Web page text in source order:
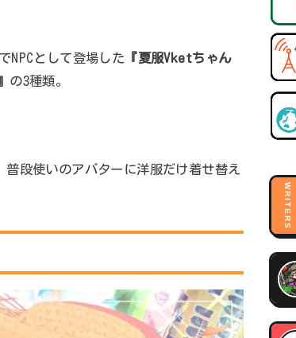
NPCとして登場した 『夏服Vketちゃん
の3種類。
段使いのアバターに洋服だけ着せ替え
WRITERS